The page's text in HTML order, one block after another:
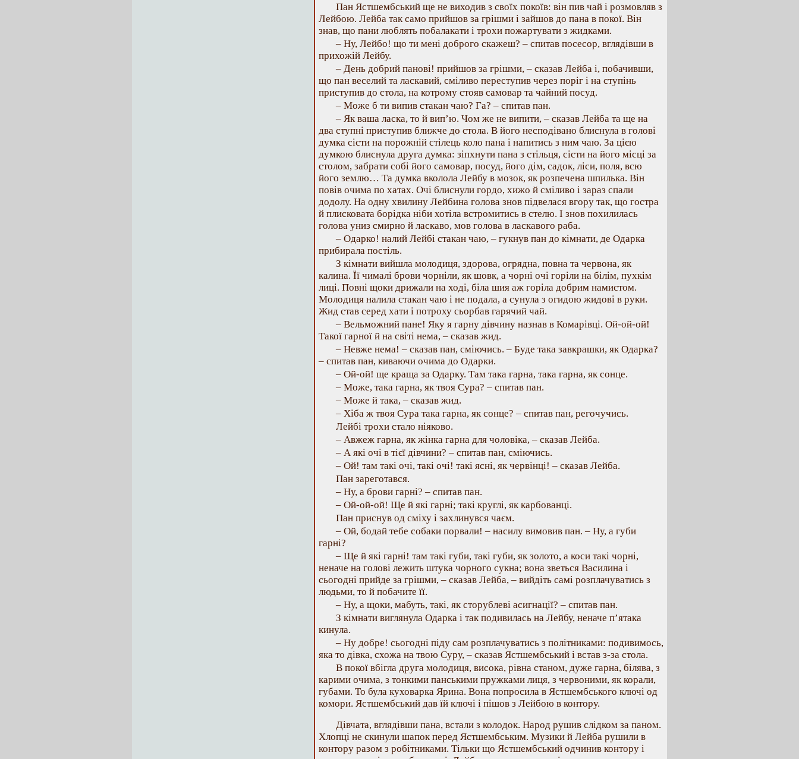
Пан Ястшембський ще не виходив з своїх покоїв: він пив чай і розмовляв з
Лейбою. Лейба так само прийшов за грішми і зайшов до пана в покої. Він
знав, що пани люблять побалакати і трохи пожартувати з жидками.
– Ну, Лейбо! що ти мені доброго скажеш? – спитав посесор, вглядівши в
прихожій Лейбу.
– День добрий панові! прийшов за грішми, – сказав Лейба і, побачивши,
що пан веселий та ласкавий, сміливо переступив через поріг і на ступінь
приступив до стола, на котрому стояв самовар та чайний посуд.
– Може б ти випив стакан чаю? Га? – спитав пан.
– Як ваша ласка, то й вип’ю. Чом же не випити, – сказав Лейба та ще на
два ступні приступив ближче до стола. В його несподівано блиснула в голові
думка сісти на порожній стілець коло пана і напитись з ним чаю. За цією
думкою блиснула друга думка: зіпхнути пана з стільця, сісти на його місці за
столом, забрати собі його самовар, посуд, його дім, садок, ліси, поля, всю
його землю… Та думка вколола Лейбу в мозок, як розпечена шпилька. Він
повів очима по хатах. Очі блиснули гордо, хижо й сміливо і зараз спали
додолу. На одну хвилину Лейбина голова знов підвелася вгору так, що гостра
й плисковата борідка ніби хотіла встромитись в стелю. І знов похилилась
голова униз смирно й ласкаво, мов голова в ласкавого раба.
– Одарко! налий Лейбі стакан чаю, – гукнув пан до кімнати, де Одарка
прибирала постіль.
З кімнати вийшла молодиця, здорова, огрядна, повна та червона, як
калина. Її чималі брови чорніли, як шовк, а чорні очі горіли на білім, пухкім
лиці. Повні щоки дрижали на ході, біла шия аж горіла добрим намистом.
Молодиця налила стакан чаю і не подала, а сунула з огидою жидові в руки.
Жид став серед хати і потроху сьорбав гарячий чай.
– Вельможний пане! Яку я гарну дівчину назнав в Комарівці. Ой-ой-ой!
Такої гарної й на світі нема, – сказав жид.
– Невже нема! – сказав пан, сміючись. – Буде така завкрашки, як Одарка?
– спитав пан, киваючи очима до Одарки.
– Ой-ой! ще краща за Одарку. Там така гарна, така гарна, як сонце.
– Може, така гарна, як твоя Сура? – спитав пан.
– Може й така, – сказав жид.
– Хіба ж твоя Сура така гарна, як сонце? – спитав пан, регочучись.
Лейбі трохи стало ніяково.
– Авжеж гарна, як жінка гарна для чоловіка, – сказав Лейба.
– А які очі в тієї дівчини? – спитав пан, сміючись.
– Ой! там такі очі, такі очі! такі ясні, як червінці! – сказав Лейба.
Пан зареготався.
– Ну, а брови гарні? – спитав пан.
– Ой-ой-ой! Ще й які гарні; такі круглі, як карбованці.
Пан приснув од сміху і захлинувся чаєм.
– Ой, бодай тебе собаки порвали! – насилу вимовив пан. – Ну, а губи
гарні?
– Ще й які гарні! там такі губи, такі губи, як золото, а коси такі чорні,
неначе на голові лежить штука чорного сукна; вона зветься Василина і
сьогодні прийде за грішми, – сказав Лейба, – вийдіть самі розплачуватись з
людьми, то й побачите її.
– Ну, а щоки, мабуть, такі, як сторублеві асигнації? – спитав пан.
З кімнати виглянула Одарка і так подивилась на Лейбу, неначе п’ятака
кинула.
– Ну добре! сьогодні піду сам розплачуватись з політниками: подивимось,
яка то дівка, схожа на твою Суру, – сказав Ястшембський і встав з-за стола.
В покої вбігла друга молодиця, висока, рівна станом, дуже гарна, білява, з
карими очима, з тонкими панськими пружками лиця, з червоними, як корали,
губами. То була куховарка Ярина. Вона попросила в Ястшембського ключі од
комори. Ястшембський дав їй ключі і пішов з Лейбою в контору.
Дівчата, вглядівши пана, встали з колодок. Народ рушив слідком за паном.
Хлопці не скинули шапок перед Ястшембським. Музики й Лейба рушили в
контору разом з робітниками. Тільки що Ястшембський одчинив контору і